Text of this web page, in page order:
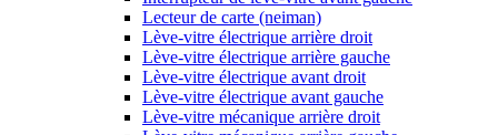
Lecteur de carte (neiman)
Lève-vitre électrique arrière droit
Lève-vitre électrique arrière gauche
Lève-vitre électrique avant droit
Lève-vitre électrique avant gauche
Lève-vitre mécanique arrière droit